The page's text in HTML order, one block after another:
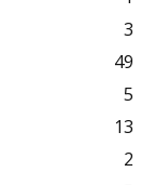
3
49
5
13
2